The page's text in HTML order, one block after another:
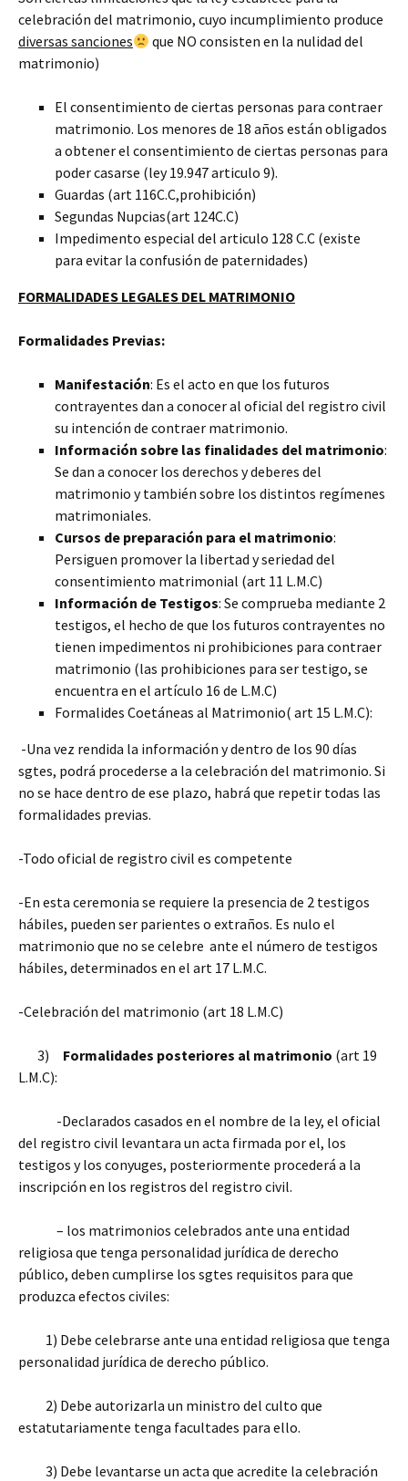
celebración del matrimonio, cuyo incumplimiento produce
diversas sanciones
que NO consisten en la nulidad del
matrimonio)
El consentimiento de ciertas personas para contraer
matrimonio. Los menores de 18 años están obligados
a obtener el consentimiento de ciertas personas para
poder casarse (ley 19.947 articulo 9).
Guardas (art 116C.C,prohibición)
Segundas Nupcias(art 124C.C)
Impedimento especial del articulo 128 C.C (existe
para evitar la confusión de paternidades)
FORMALIDADES LEGALES DEL MATRIMONIO
Formalidades Previas:
Manifestación: Es el acto en que los futuros
contrayentes dan a conocer al oficial del registro civil
su intención de contraer matrimonio.
Información sobre las finalidades del matrimonio:
Se dan a conocer los derechos y deberes del
matrimonio y también sobre los distintos regímenes
matrimoniales.
Cursos de preparación para el matrimonio:
Persiguen promover la libertad y seriedad del
consentimiento matrimonial (art 11 L.M.C)
Información de Testigos: Se comprueba mediante 2
testigos, el hecho de que los futuros contrayentes no
tienen impedimentos ni prohibiciones para contraer
matrimonio (las prohibiciones para ser testigo, se
encuentra en el artículo 16 de L.M.C)
Formalides Coetáneas al Matrimonio( art 15 L.M.C):
-Una vez rendida la información y dentro de los 90 días
sgtes, podrá procederse a la celebración del matrimonio. Si
no se hace dentro de ese plazo, habrá que repetir todas las
formalidades previas.
-Todo oficial de registro civil es competente
-En esta ceremonia se requiere la presencia de 2 testigos
hábiles, pueden ser parientes o extraños. Es nulo el
matrimonio que no se celebre ante el número de testigos
hábiles, determinados en el art 17 L.M.C.
-Celebración del matrimonio (art 18 L.M.C)
3) Formalidades posteriores al matrimonio (art 19
L.M.C):
-Declarados casados en el nombre de la ley, el oficial
del registro civil levantara un acta firmada por el, los
testigos y los conyuges, posteriormente procederá a la
inscripción en los registros del registro civil.
– los matrimonios celebrados ante una entidad
religiosa que tenga personalidad jurídica de derecho
público, deben cumplirse los sgtes requisitos para que
produzca efectos civiles:
1) Debe celebrarse ante una entidad religiosa que tenga
personalidad jurídica de derecho público.
2) Debe autorizarla un ministro del culto que
estatutariamente tenga facultades para ello.
3) Debe levantarse un acta que acredite la celebración